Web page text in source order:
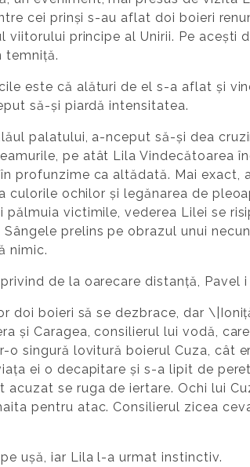
cei prinși s-au aflat doi boieri
viitorului principe al Unirii. Pe
temniță.
este că alături de el s-a aflat și
să-și piardă intensitatea.
palatului, a-nceput să-și dea
pe atât Lila Vindecătoarea
profunzime ca altădată. Mai
culorile ochilor și legănarea de
pălmuia victimile, vederea Lilei se
prelins pe obrazul unui
nimic.
de la oarecare distanță, Pavel
doi boieri să se dezbrace, dar
și Caragea, consilierul lui vodă,
o singură lovitură boierul Cuza, cât
ei o decapitare și s-a lipit de
acuzat se ruga de iertare. Ochi lui
pentru atac. Consilierul zicea
ușă, iar Lila l-a urmat instinctiv.